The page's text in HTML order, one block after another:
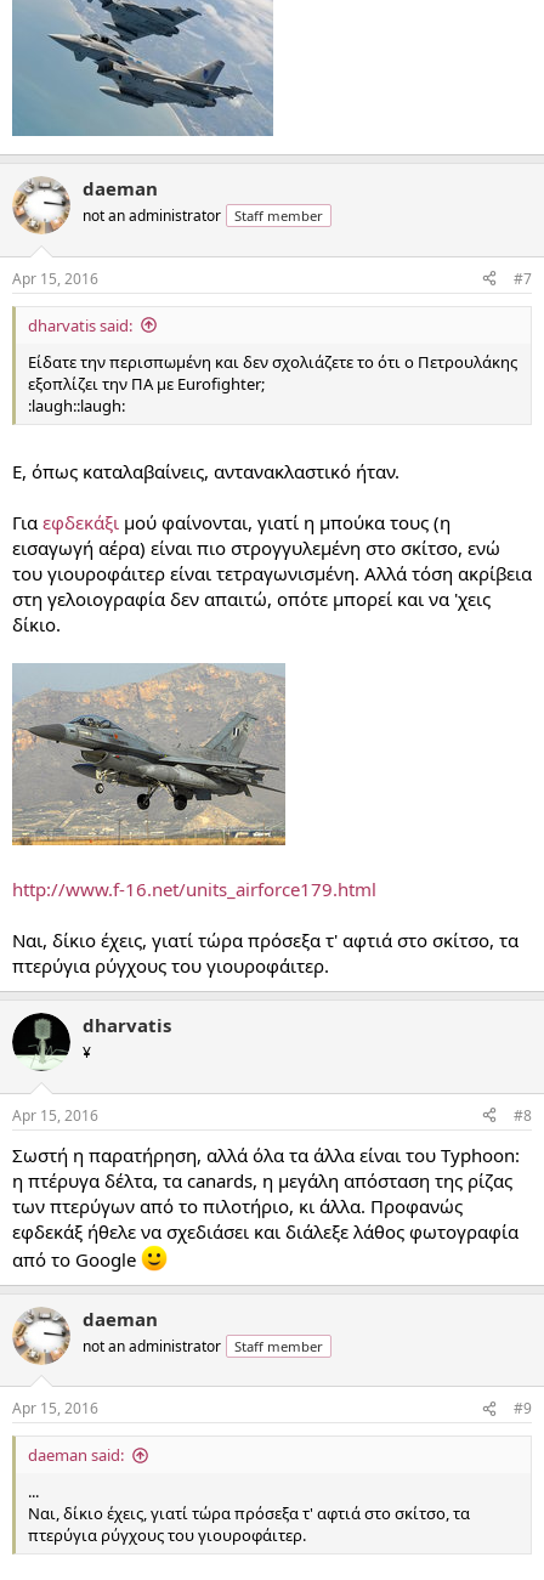
daeman
not an administrator Staff member
Apr 15, 2016 #7
dharvatis said:
Είδατε την περισπωμένη και δεν σχολιάζετε το ότι ο Πετρουλάκης
εξοπλίζει την ΠΑ με Eurofighter;
:laugh::laugh:
Ε, όπως καταλαβαίνεις, αντανακλαστικό ήταν.
Για εφδεκάξι μού φαίνονται, γιατί η μπούκα τους (η
εισαγωγή αέρα) είναι πιο στρογγυλεμένη στο σκίτσο, ενώ
του γιουροφάιτερ είναι τετραγωνισμένη. Αλλά τόση ακρίβεια
στη γελοιογραφία δεν απαιτώ, οπότε μπορεί και να 'χεις
δίκιο.
http://www.f-16.net/units_airforce179.html
Ναι, δίκιο έχεις, γιατί τώρα πρόσεξα τ' αφτιά στο σκίτσο, τα
πτερύγια ρύγχους του γιουροφάιτερ.
dharvatis
¥
Apr 15, 2016 #8
Σωστή η παρατήρηση, αλλά όλα τα άλλα είναι του Typhoon:
η πτέρυγα δέλτα, τα canards, η μεγάλη απόσταση της ρίζας
των πτερύγων από το πιλοτήριο, κι άλλα. Προφανώς
εφδεκάξ ήθελε να σχεδιάσει και διάλεξε λάθος φωτογραφία
από το Google
daeman
not an administrator Staff member
Apr 15, 2016 #9
daeman said:
...
Ναι, δίκιο έχεις, γιατί τώρα πρόσεξα τ' αφτιά στο σκίτσο, τα
πτερύγια ρύγχους του γιουροφάιτερ.